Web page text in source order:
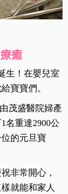
癒
生！在嬰兒室
寶寶們。
茂盛醫院婦產
名重達2900公
的元旦寶
非常開心，
就能和家人